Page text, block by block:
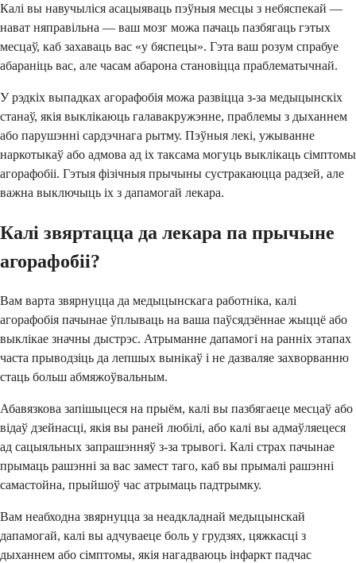
Калі вы навучыліся асацыяваць пэўныя месцы з небяспекай —
нават няправільна — ваш мозг можа пачаць пазбягаць гэтых
месцаў, каб захаваць вас «у бяспецы». Гэта ваш розум спрабуе
абараніць вас, але часам абарона становіцца праблематычнай.
У рэдкіх выпадках агорафобія можа развіцца з-за медыцынскіх
станаў, якія выклікаюць галавакружэнне, праблемы з дыханнем
або парушэнні сардэчнага рытму. Пэўныя лекі, ужыванне
наркотыкаў або адмова ад іх таксама могуць выклікаць сімптомы
агорафобіі. Гэтыя фізічныя прычыны сустракаюцца радзей, але
важна выключыць іх з дапамогай лекара.
Калі звяртацца да лекара па прычыне
агорафобіі?
Вам варта звярнуцца да медыцынскага работніка, калі
агорафобія пачынае ўплываць на ваша паўсядзённае жыццё або
выклікае значны дыстрэс. Атрыманне дапамогі на ранніх этапах
часта прыводзіць да лепшых вынікаў і не дазваляе захворванню
стаць больш абмяжоўвальным.
Абавязкова запішыцеся на прыём, калі вы пазбягаеце месцаў або
відаў дзейнасці, якія вы раней любілі, або калі вы адмаўляецеся
ад сацыяльных запрашэнняў з-за трывогі. Калі страх пачынае
прымаць рашэнні за вас замест таго, каб вы прымалі рашэнні
самастойна, прыйшоў час атрымаць падтрымку.
Вам неабходна звярнуцца за неадкладнай медыцынскай
дапамогай, калі вы адчуваеце боль у грудзях, цяжкасці з
дыханнем або сімптомы, якія нагадваюць інфаркт падчас